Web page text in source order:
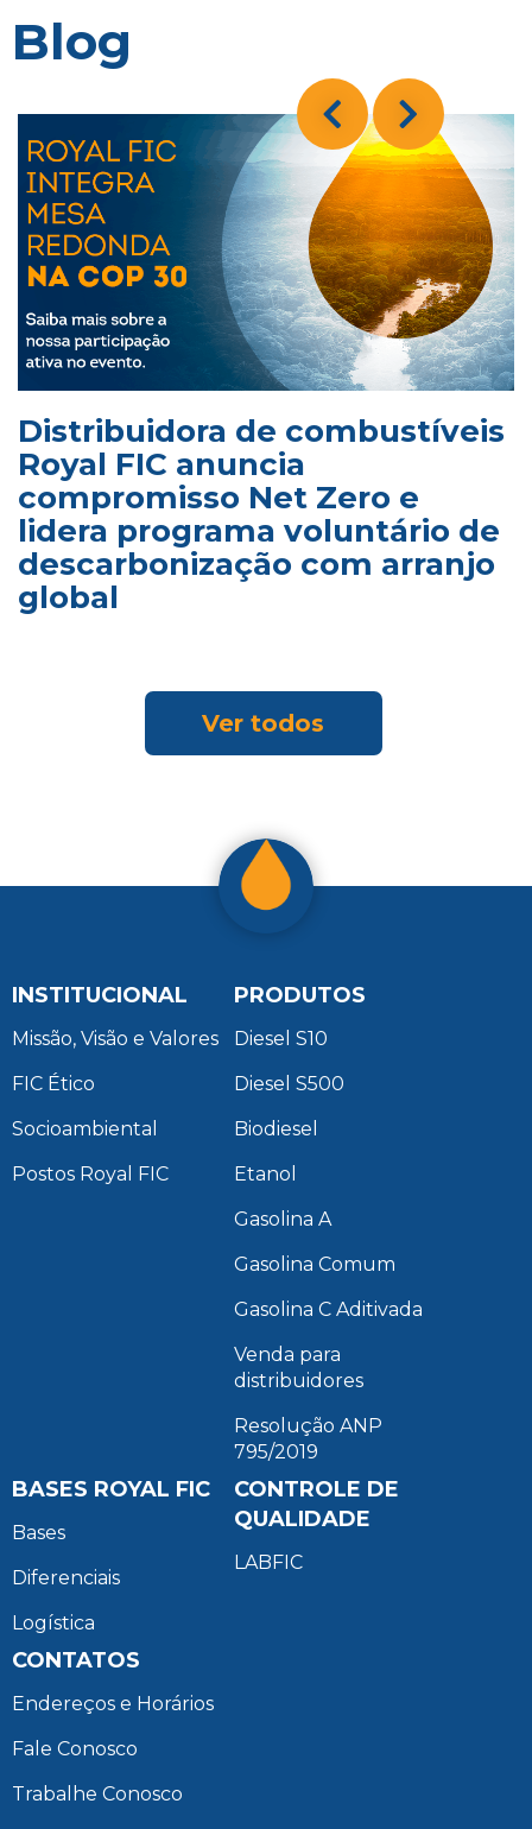
Blog
Distribuidora de combustíveis
Royal FIC anuncia
compromisso Net Zero e
lidera programa voluntário de
descarbonização com arranjo
global
Ver todos
INSTITUCIONAL
Missão, Visão e Valores
FIC Ético
Socioambiental
Postos Royal FIC
PRODUTOS
Diesel S10
Diesel S500
Biodiesel
Etanol
Gasolina A
Gasolina Comum
Gasolina C Aditivada
Venda para
distribuidores
Resolução ANP
795/2019
BASES ROYAL FIC
Bases
Diferenciais
Logística
CONTROLE DE
QUALIDADE
LABFIC
CONTATOS
Endereços e Horários
Fale Conosco
Trabalhe Conosco